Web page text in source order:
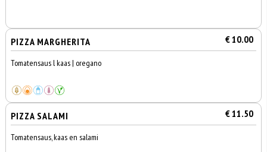
PIZZA MARGHERITA € 10.00
Tomatensaus l kaas | oregano
PIZZA SALAMI € 11.50
Tomatensaus, kaas en salami